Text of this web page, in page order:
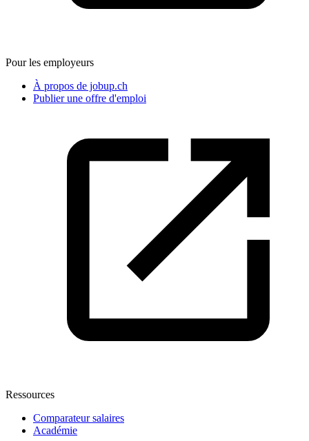
Pour les employeurs
À propos de jobup.ch
Publier une offre d'emploi
Ressources
Comparateur salaires
Académie